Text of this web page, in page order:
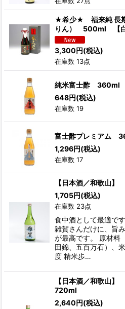
★希少★ 福来純 長期
りん） 500ml 【白
3,300円(税込)
在庫数 13点
純米富士酢 360ml
648円(税込)
在庫数 19
富士酢プレミアム
1,296円(税込)
在庫数 17
【日本酒／和歌山
1,705円(税込)
在庫数 23点
食中酒として最適で
雑賀さんだけに、旨
が最高です。 原
田錦、五百万石）、
度 精米歩…
【日本酒／和歌山
720ml
2,640円(税込)